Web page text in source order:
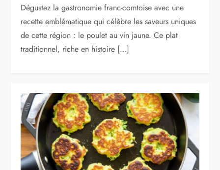
Dégustez la gastronomie franc-comtoise avec une
recette emblématique qui célèbre les saveurs uniques
de cette région : le poulet au vin jaune. Ce plat
traditionnel, riche en histoire […]